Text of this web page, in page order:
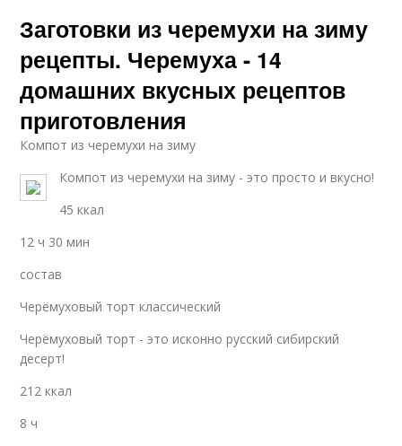
Заготовки из черемухи на зиму
рецепты. Черемуха - 14
домашних вкусных рецептов
приготовления
Компот из черемухи на зиму
Компот из черемухи на зиму - это просто и вкусно!
45 ккал
12 ч 30 мин
состав
Черёмуховый торт классический
Черёмуховый торт - это исконно русский сибирский
десерт!
212 ккал
8 ч